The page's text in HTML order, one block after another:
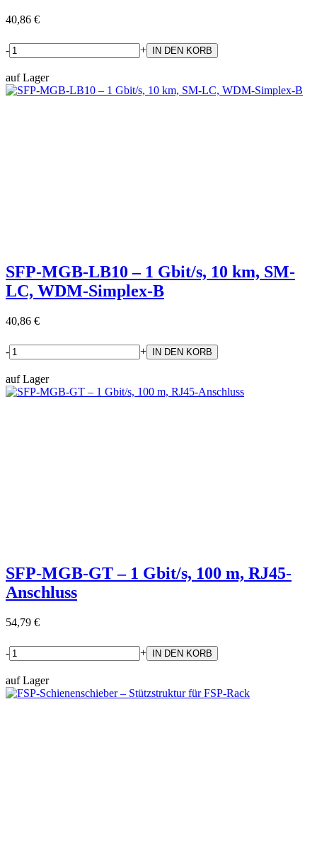
40,86 €
- +
auf Lager
SFP-MGB-LB10 – 1 Gbit/s, 10 km, SM-
LC, WDM-Simplex-B
40,86 €
- +
auf Lager
SFP-MGB-GT – 1 Gbit/s, 100 m, RJ45-
Anschluss
54,79 €
- +
auf Lager